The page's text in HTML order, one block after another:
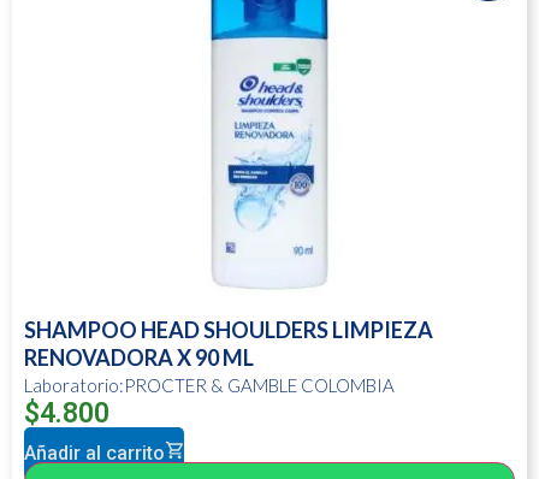
SHAMPOO HEAD SHOULDERS LIMPIEZA
RENOVADORA X 90 ML
Laboratorio:PROCTER & GAMBLE COLOMBIA
$4.800
Añadir al carrito